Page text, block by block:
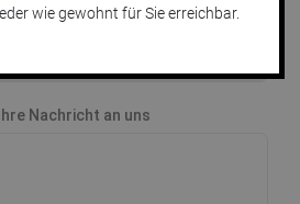
Nachricht an uns
wie gewohnt für Sie erreichbar.